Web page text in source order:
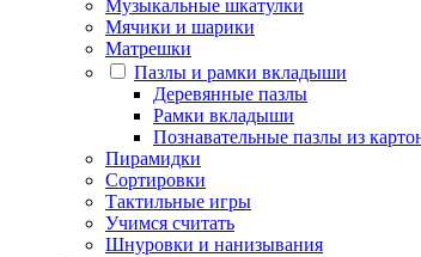
Музыкальные шкатулки
Мячики и шарики
Матрешки
Пазлы и рамки вкладыши
Деревянные пазлы
Рамки вкладыши
Познавательные пазлы из
Пирамидки
Сортировки
Тактильные игры
Учимся считать
Шнуровки и нанизывания